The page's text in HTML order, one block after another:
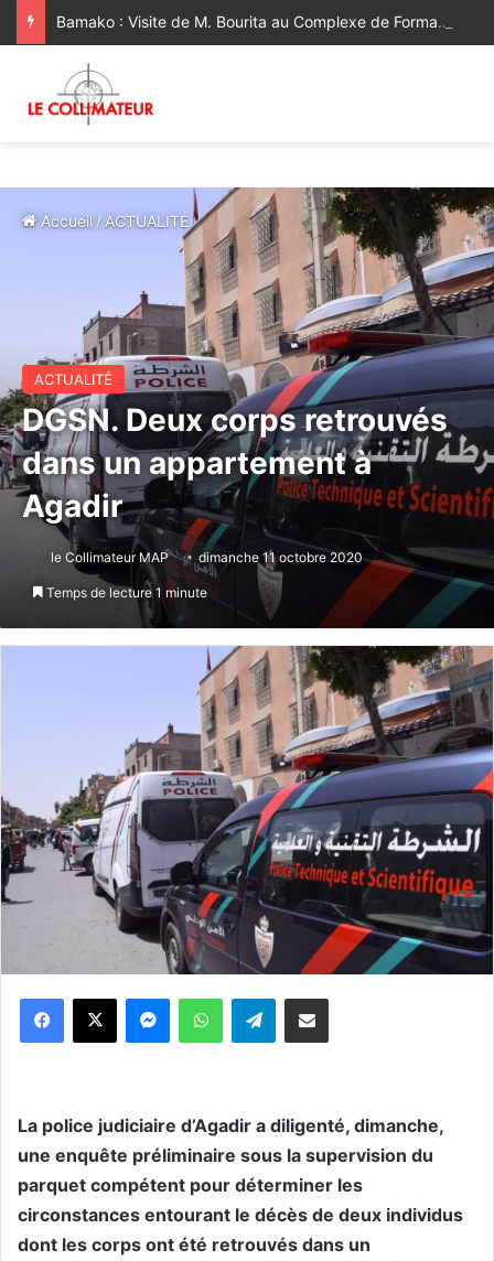
Bamako : Visite de M. Bourita au Complexe de Formation Professionnelle Mohammed VI [Vidéo]
Accueil/ACTUALITÉ
ACTUALITÉ
DGSN. Deux corps retrouvés
dans un appartement à
Agadir
le Collimateur MAP dimanche 11 octobre 2020
Temps de lecture 1 minute
WhatsApp Telegram
La police judiciaire d’Agadir a diligenté, dimanche,
une enquête préliminaire sous la supervision du
parquet compétent pour déterminer les
circonstances entourant le décès de deux individus
dont les corps ont été retrouvés dans un